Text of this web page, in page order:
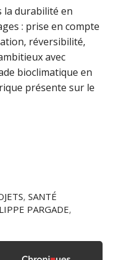
la durabilité en
: prise en compte
réversibilité,
avec
bioclimatique en
présente sur le
,SANTÉ
PARGADE,